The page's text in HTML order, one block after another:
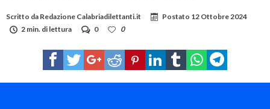
Scritto da Redazione Calabriadilettanti.it Postato 12 Ottobre 2024
2 min. di lettura
0 0